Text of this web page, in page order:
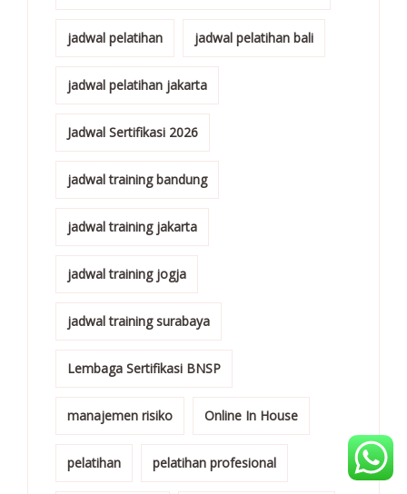
jadwal pelatihan jadwal pelatihan bali
jadwal pelatihan jakarta
Jadwal Sertifikasi 2026
jadwal training bandung
jadwal training jakarta
jadwal training jogja
jadwal training surabaya
Lembaga Sertifikasi BNSP
manajemen risiko Online In House
pelatihan pelatihan profesional